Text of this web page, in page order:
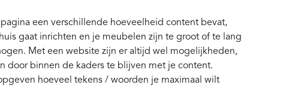
een verschillende hoeveelheid content bevat,
gaat inrichten en je meubelen zijn te groot of te lang
Met een website zijn er altijd wel mogelijkheden,
door binnen de kaders te blijven met je content.
hoeveel tekens / woorden je maximaal wilt